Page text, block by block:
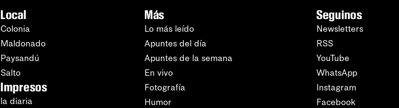
Local
Colonia
Maldonado
Paysandú
Salto
Impresos
la diaria
Más
Lo más leído
Apuntes del día
Apuntes de la semana
En vivo
Fotografía
Humor
Seguinos
Newsletters
RSS
YouTube
WhatsApp
Instagram
Facebook